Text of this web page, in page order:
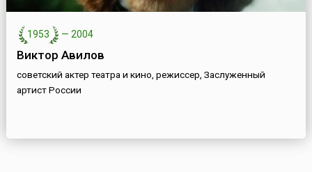
1953 — 2004
Виктор Авилов
советский актер театра и кино, режиссер, Заслуженный
артист России